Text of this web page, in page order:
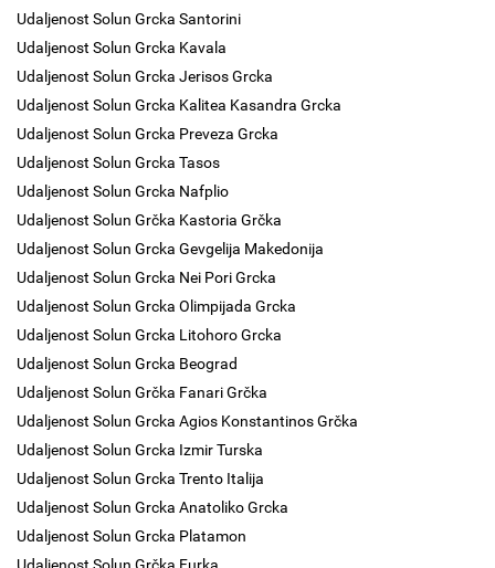
Udaljenost Solun Grcka Santorini
Udaljenost Solun Grcka Kavala
Udaljenost Solun Grcka Jerisos Grcka
Udaljenost Solun Grcka Kalitea Kasandra Grcka
Udaljenost Solun Grcka Preveza Grcka
Udaljenost Solun Grcka Tasos
Udaljenost Solun Grcka Nafplio
Udaljenost Solun Grčka Kastoria Grčka
Udaljenost Solun Grcka Gevgelija Makedonija
Udaljenost Solun Grcka Nei Pori Grcka
Udaljenost Solun Grcka Olimpijada Grcka
Udaljenost Solun Grcka Litohoro Grcka
Udaljenost Solun Grcka Beograd
Udaljenost Solun Grčka Fanari Grčka
Udaljenost Solun Grcka Agios Konstantinos Grčka
Udaljenost Solun Grcka Izmir Turska
Udaljenost Solun Grcka Trento Italija
Udaljenost Solun Grcka Anatoliko Grcka
Udaljenost Solun Grcka Platamon